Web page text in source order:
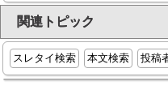
関連トピック
スレタイ検索 本文検索 投稿